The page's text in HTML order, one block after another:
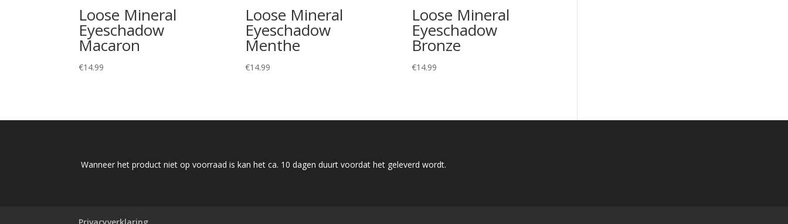
Loose Mineral
Eyeschadow
Macaron
€14.99
Loose Mineral
Eyeschadow
Menthe
€14.99
Loose Mineral
Eyeschadow
Bronze
€14.99
Wanneer het product niet op voorraad is kan het ca. 10 dagen duurt voordat het geleverd wordt.
Privacyverklaring